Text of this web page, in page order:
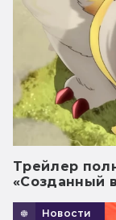
Трейлер
«Созданный
Новости